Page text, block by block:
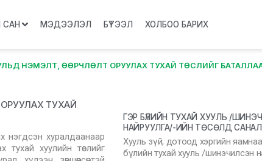
МЭДЭЭЛЭЛ БҮТЭЭЛ ХОЛБОО БАРИХ
НЭМЭЛТ, ӨӨРЧЛӨЛТ ОРУУЛАХ ТУХАЙ ТӨСЛИЙГ
ТУХАЙ
нэгдсэн хуралдаанаар
тухай хуулийн төслийг
ГЭР БҮЛИЙН ТУХАЙ ХУУЛЬ /
НАЙРУУЛГА/-ИЙН ТӨСӨЛД
Хууль зүй, дотоод хэргийн
бүлийн тухай хууль /шинэчилсэн